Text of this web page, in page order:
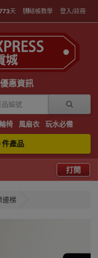
天 結帳教學 登入/註冊
惠資訊
椅 風扇衣 玩水必備
件產品
打開
邊梯